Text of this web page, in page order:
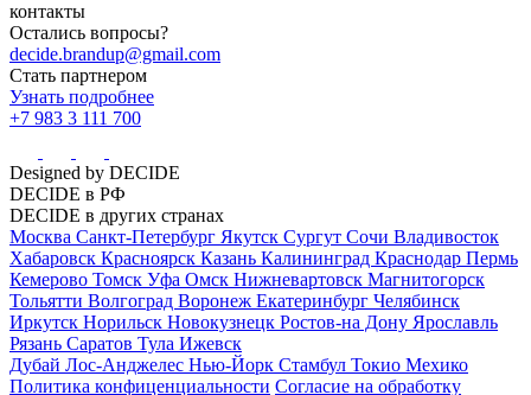
контакты
Остались вопросы?
decide.brandup@gmail.com
Стать партнером
Узнать подробнее
+7 983 3 111 700
Designed by DECIDE
DECIDE в РФ
DECIDE в других странах
Москва Санкт-Петербург Якутск Сургут Сочи Владивосток
Хабаровск Красноярск Казань Калининград Краснодар Пермь
Кемерово Томск Уфа Омск Нижневартовск Магнитогорск
Тольятти Волгоград Воронеж Екатеринбург Челябинск
Иркутск Норильск Новокузнецк Ростов-на Дону Ярославль
Рязань Саратов Тула Ижевск
Дубай Лос-Анджелес Нью-Йорк Стамбул Токио Мехико
Политика конфиценциальности Согласие на обработку